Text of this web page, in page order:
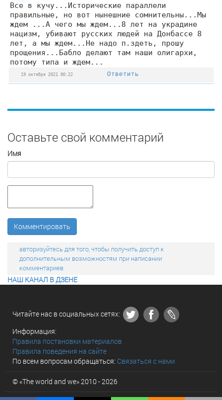
Все в кучу...Исторические параллели
правильные, но вот нынешние сомнительны...Мы
ждем ...А чего мы ждем...8 лет на украдине
нацизм, убивают русских людей на Донбассе 8
лет, а мы ждем...Не надо п.здеть, прошу
прощения...Бабло делают там наши олигархи,
потому типа и ждем...
19 октября 2021 00:22 Ответить
Оставьте свой комментарий
Имя
Комментировать
авторизуйтесь для того, чтобы получить доступ к
дополнительным возможностям при написании
комментариев
НАШ КАНАЛ В ДЗЕНЕ
Читайте нас в социальных сетях:
Информация:
Правила постановки материалов
Правила поведения на сайте
По всем вопросам обращаться: Связаться с нами
© «The world and we» 2010 - 2026